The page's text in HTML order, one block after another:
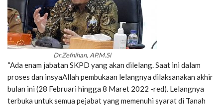
Dr.Zefnihan, AP.M.Si
“Ada enam jabatan SKPD yang akan dilelang. Saat ini dalam
proses dan insyaAllah pembukaan lelangnya dilaksanakan akhir
bulan ini (28 Februari hingga 8 Maret 2022 -red). Lelangnya
terbuka untuk semua pejabat yang memenuhi syarat di Tanah